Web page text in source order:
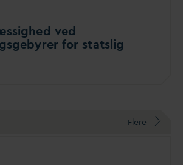
ved
for statslig
Flere